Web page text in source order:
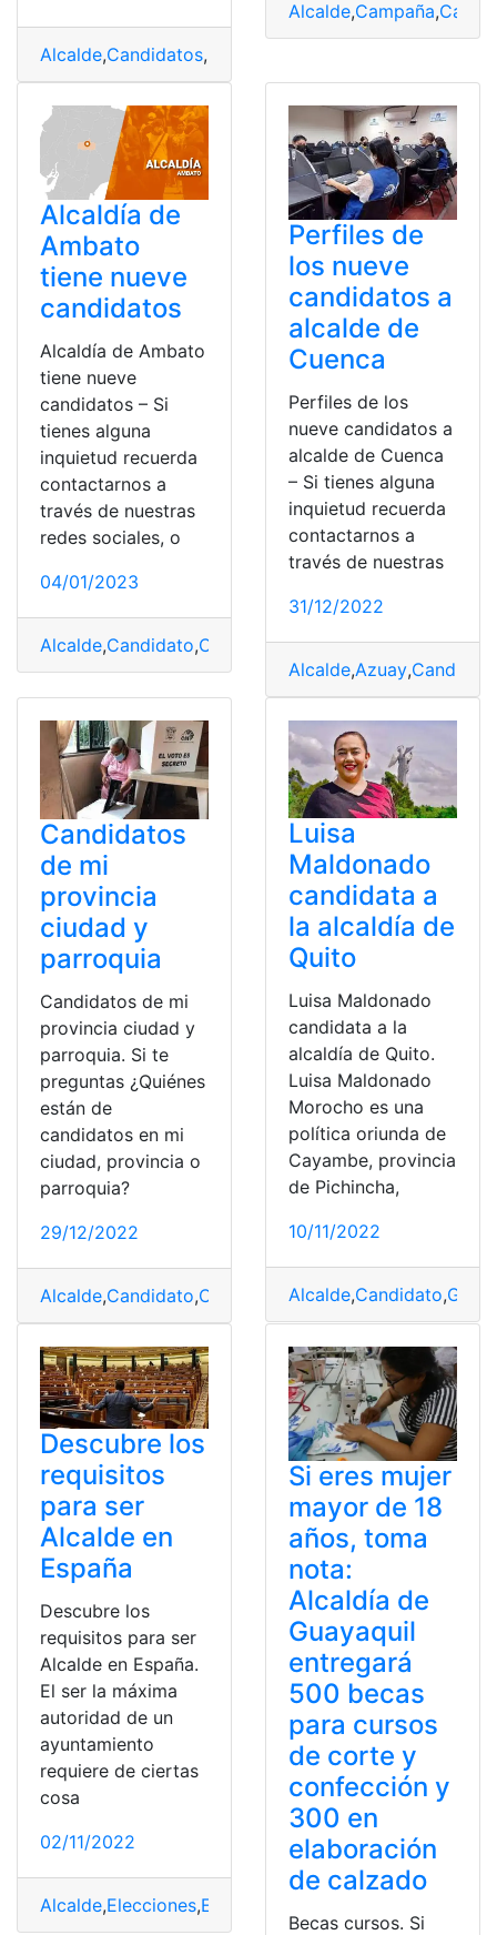
Alcalde,Candidatos,
Alcalde,Campaña,
Alcaldía de
Ambato
tiene nueve
candidatos
Alcaldía de Ambato
tiene nueve
candidatos – Si
tienes alguna
inquietud recuerda
contactarnos a
través de nuestras
redes sociales, o
04/01/2023
Alcalde,Candidato,CNE Elecciones,Partidos
Perfiles de
los nueve
candidatos a
alcalde de
Cuenca
Perfiles de los
nueve candidatos a
alcalde de Cuenca
– Si tienes alguna
inquietud recuerda
contactarnos a
través de nuestras
31/12/2022
Alcalde,Azuay,
Candidatos
de mi
provincia
ciudad y
parroquia
Candidatos de mi
provincia ciudad y
parroquia. Si te
preguntas ¿Quiénes
están de
candidatos en mi
ciudad, provincia o
parroquia?
29/12/2022
Alcalde,Candidato,CNE Elecciones,Partidos
Luisa
Maldonado
candidata a
la alcaldía de
Quito
Luisa Maldonado
candidata a la
alcaldía de Quito.
Luisa Maldonado
Morocho es una
política oriunda de
Cayambe, provincia
de Pichincha,
10/11/2022
Alcalde,Candidato,
Descubre los
requisitos
para ser
Alcalde en
España
Descubre los
requisitos para ser
Alcalde en España.
El ser la máxima
autoridad de un
ayuntamiento
requiere de ciertas
cosa
02/11/2022
Alcalde,Elecciones,España
Si eres mujer
mayor de 18
años, toma
nota:
Alcaldía de
Guayaquil
entregará
500 becas
para cursos
de corte y
confección y
300 en
elaboración
de calzado
Becas cursos. Si